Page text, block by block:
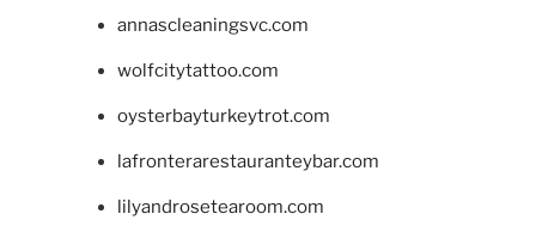
annascleaningsvc.com
wolfcitytattoo.com
oysterbayturkeytrot.com
lafronterarestauranteybar.com
lilyandrosetearoom.com